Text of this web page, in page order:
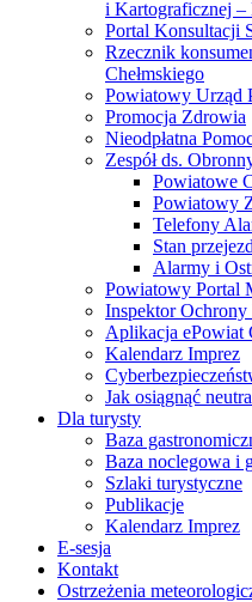
i Kartograficznej –
Portal Konsultacji
Rzecznik
Chełmskiego
Powiatowy Urząd
Promocja Zdrowia
Nieodpłatna
Zespół ds.
Powiatowe
Powiatowy
Telefony
Stan
Alarmy i
Powiatowy Portal
Inspektor Ochrony
Aplikacja ePowiat
Kalendarz Imprez
Jak osiągnąć
Dla turysty
Baza
Baza noclegowa i
Szlaki turystyczne
Publikacje
Kalendarz Imprez
E-sesja
Kontakt
Ostrzeżenia